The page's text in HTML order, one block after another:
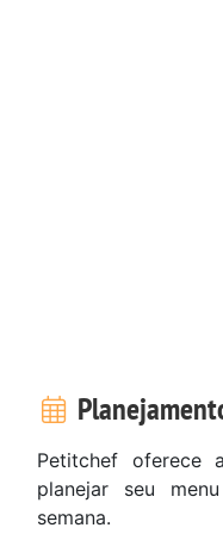
Petitchef oferece
planejar seu
semana.